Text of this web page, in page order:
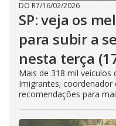
DO R7/16/02/2026
SP: veja os
para subir a
nesta terça
Mais de 318 mil veículos
Imigrantes;
recomendações para